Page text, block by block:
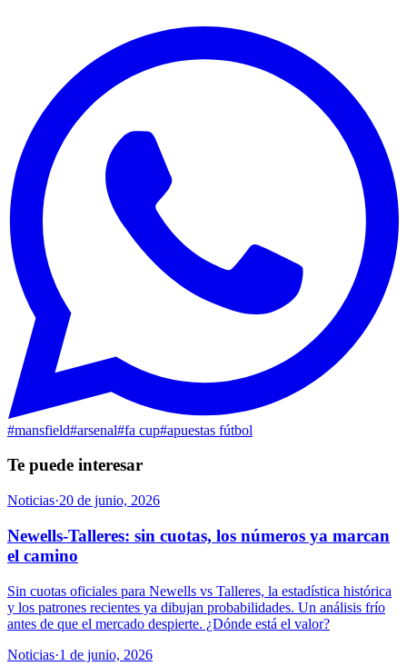
#mansfield#arsenal#fa cup#apuestas fútbol
Te puede interesar
Noticias·20 de junio, 2026
Newells-Talleres: sin cuotas, los números ya marcan
el camino
Sin cuotas oficiales para Newells vs Talleres, la estadística histórica
y los patrones recientes ya dibujan probabilidades. Un análisis frío
antes de que el mercado despierte. ¿Dónde está el valor?
Noticias·1 de junio, 2026